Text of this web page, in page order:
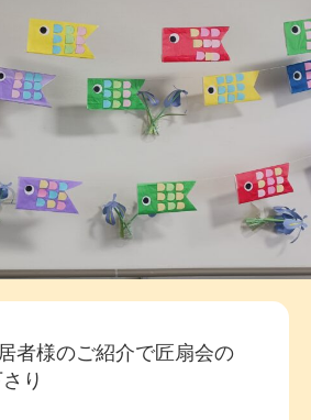
ル
者様のご紹介で匠扇会の
り